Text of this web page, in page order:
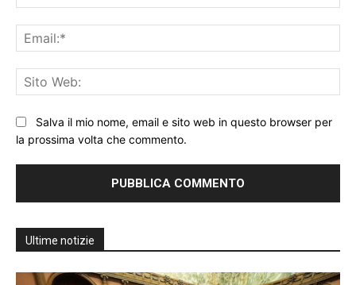
Salva il mio nome, email e sito web in questo browser per
la prossima volta che commento.
Ultime notizie